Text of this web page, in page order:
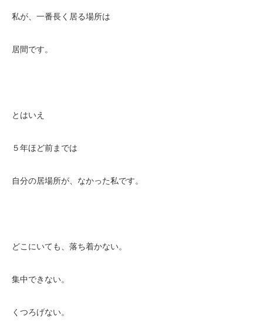
私が、一番長く居る場所は
居間です。
とはいえ
５年ほど前までは
自分の居場所が、なかった私です。
どこにいても、落ち着かない。
集中できない。
くつろげない。